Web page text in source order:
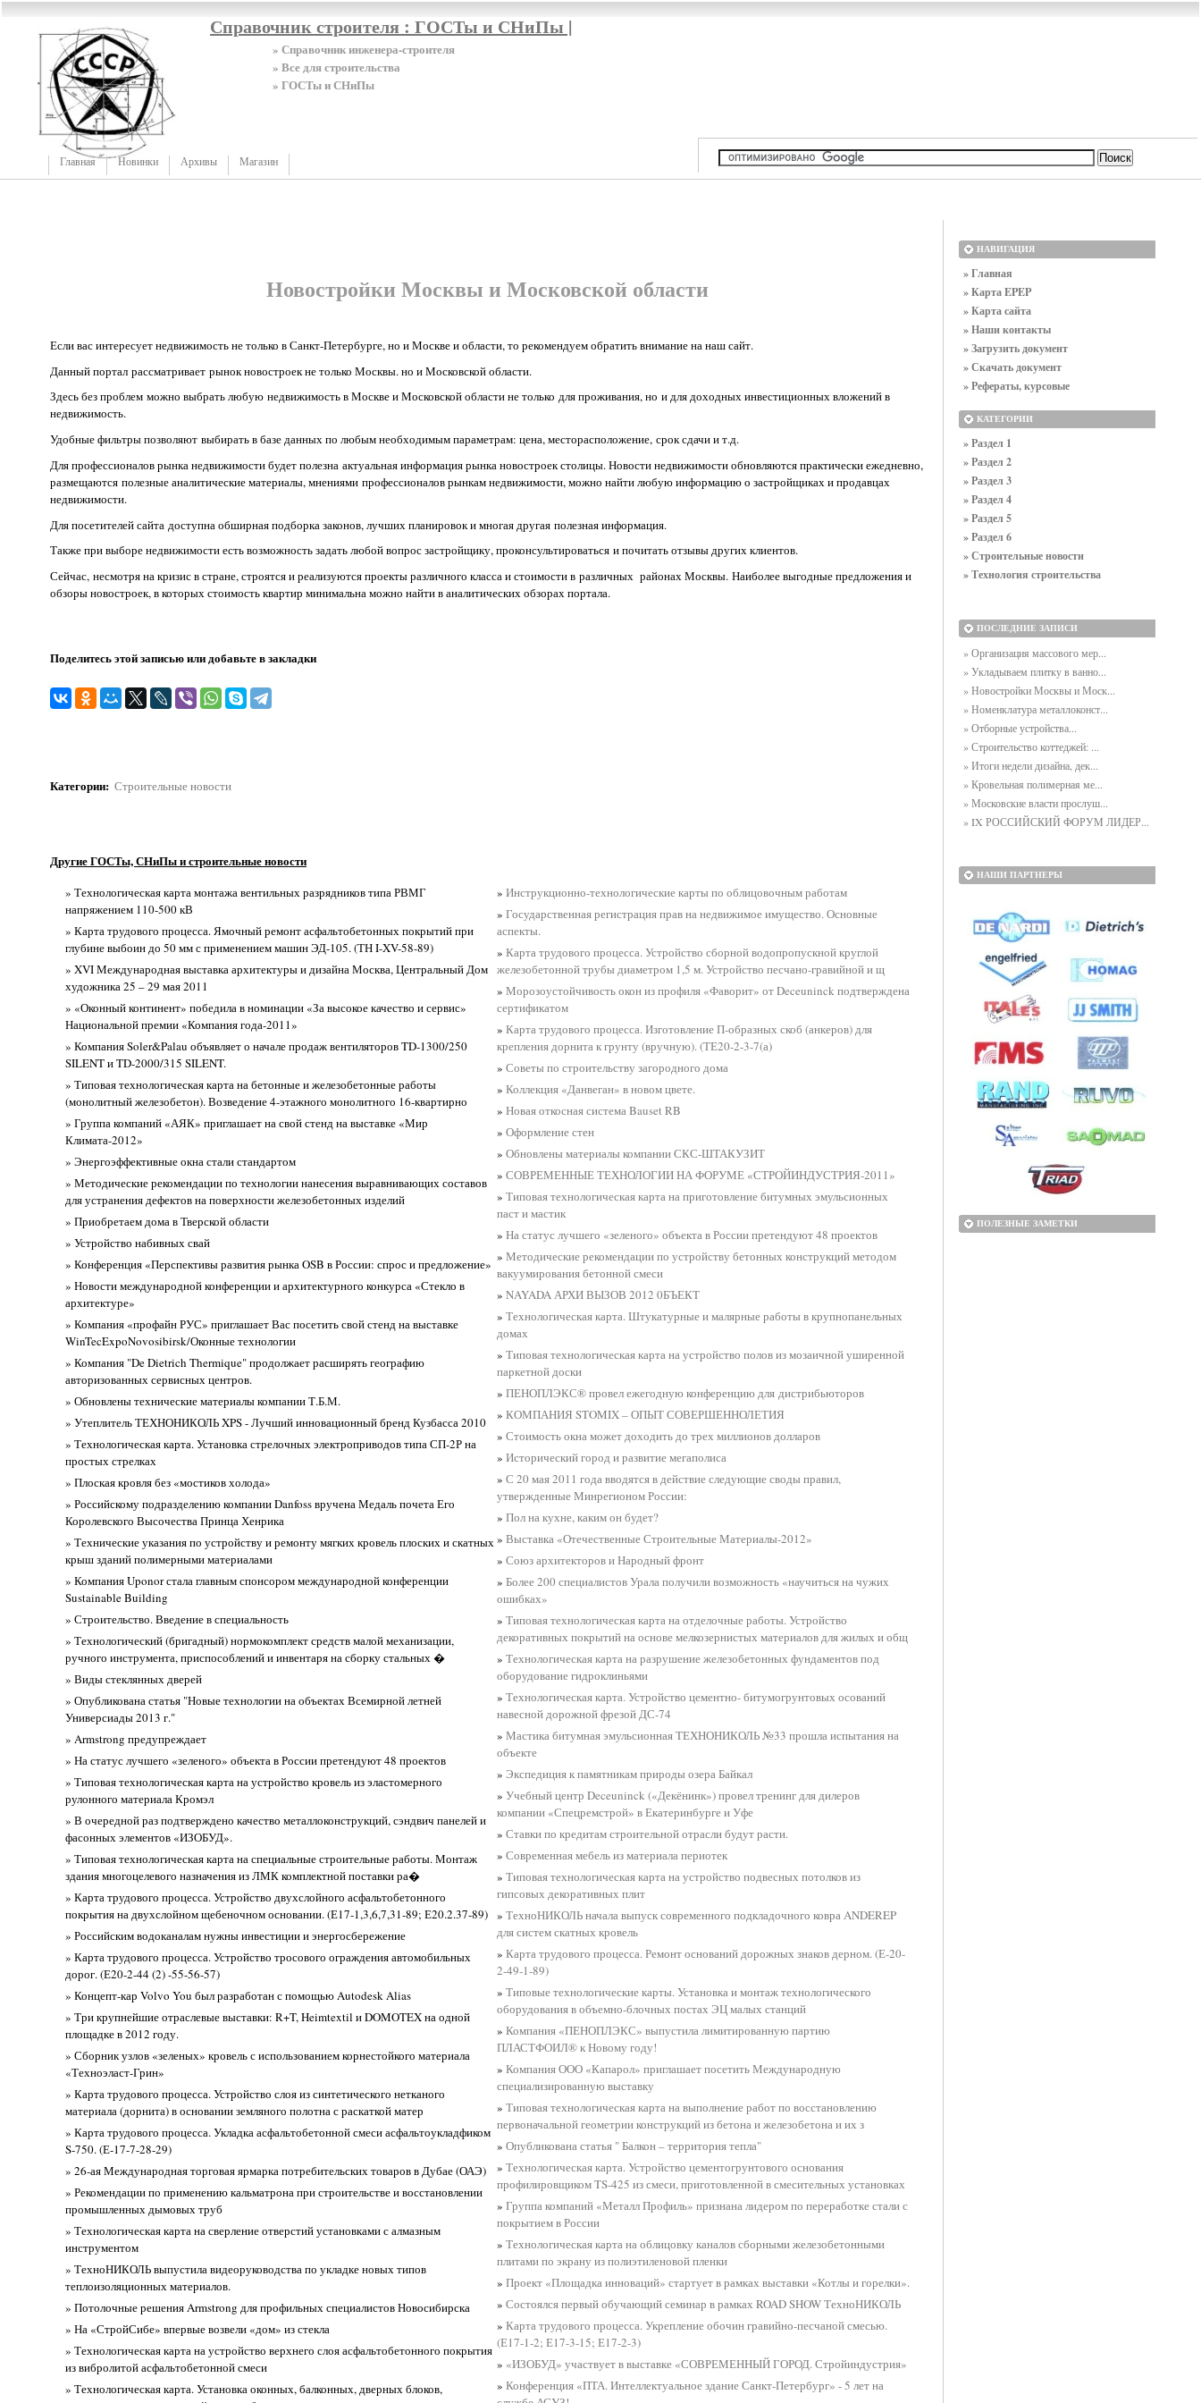
Справочник строителя : ГОСТы и СНиПы |
» Справочник инженера-строителя
» Все для строительства
» ГОСТы и СНиПы
Главная Новинки Архивы Магазин
Новостройки Москвы и Московской области
Если вас интересует недвижимость не только в Санкт-Петербурге, но и Москве и области, то рекомендуем обратить внимание на наш сайт.
Данный портал рассматривает рынок новостроек не только Москвы. но и Московской области.
Здесь без проблем можно выбрать любую недвижимость в Москве и Московской области не только для проживания, но и для доходных инвестиционных вложений в
недвижимость.
Удобные фильтры позволяют выбирать в базе данных по любым необходимым параметрам: цена, месторасположение, срок сдачи и т.д.
Для профессионалов рынка недвижимости будет полезна актуальная информация рынка новостроек столицы. Новости недвижимости обновляются практически ежедневно,
размещаются полезные аналитические материалы, мнениями профессионалов рынкам недвижимости, можно найти любую информацию о застройщиках и продавцах
недвижимости.
Для посетителей сайта доступна обширная подборка законов, лучших планировок и многая другая полезная информация.
Также при выборе недвижимости есть возможность задать любой вопрос застройщику, проконсультироваться и почитать отзывы других клиентов.
Сейчас, несмотря на кризис в стране, строятся и реализуются проекты различного класса и стоимости в различных районах Москвы. Наиболее выгодные предложения и
обзоры новостроек, в которых стоимость квартир минимальна можно найти в аналитических обзорах портала.
Поделитесь этой записью или добавьте в закладки
Категории: Строительные новости
Другие ГОСТы, СНиПы и строительные новости
» Технологическая карта монтажа вентильных разрядников типа РВМГ
напряжением 110-500 кВ
» Карта трудового процесса. Ямочный ремонт асфальтобетонных покрытий при
глубине выбоин до 50 мм с применением машин ЭД-105. (ТН I-XV-58-89)
» XVI Международная выставка архитектуры и дизайна Москва, Центральный Дом
художника 25 – 29 мая 2011
» «Оконный континент» победила в номинации «За высокое качество и сервис»
Национальной премии «Компания года-2011»
» Компания Soler&Palau объявляет о начале продаж вентиляторов TD-1300/250
SILENT и TD-2000/315 SILENT.
» Типовая технологическая карта на бетонные и железобетонные работы
(монолитный железобетон). Возведение 4-этажного монолитного 16-квартирно
» Группа компаний «АЯК» приглашает на свой стенд на выставке «Мир
Климата-2012»
» Энергоэффективные окна стали стандартом
» Методические рекомендации по технологии нанесения выравнивающих составов
для устранения дефектов на поверхности железобетонных изделий
» Приобретаем дома в Тверской области
» Устройство набивных свай
» Конференция «Перспективы развития рынка OSB в России: спрос и предложение»
» Новости международной конференции и архитектурного конкурса «Стекло в
архитектуре»
» Компания «профайн РУС» приглашает Вас посетить свой стенд на выставке
WinTecExpoNovosibirsk/Оконные технологии
» Компания "De Dietrich Thermique" продолжает расширять географию
авторизованных сервисных центров.
» Обновлены технические материалы компании Т.Б.М.
» Утеплитель ТЕХНОНИКОЛЬ XPS - Лучший инновационный бренд Кузбасса 2010
» Технологическая карта. Установка стрелочных электроприводов типа СП-2Р на
простых стрелках
» Плоская кровля без «мостиков холода»
» Российскому подразделению компании Danfoss вручена Медаль почета Его
Королевского Высочества Принца Хенрика
» Технические указания по устройству и ремонту мягких кровель плоских и скатных
крыш зданий полимерными материалами
» Компания Uponor стала главным спонсором международной конференции
Sustainable Building
» Строительство. Введение в специальность
» Технологический (бригадный) нормокомплект средств малой механизации,
ручного инструмента, приспособлений и инвентаря на сборку стальных �
» Виды стеклянных дверей
» Опубликована статья "Новые технологии на объектах Всемирной летней
Универсиады 2013 г."
» Armstrong предупреждает
» На статус лучшего «зеленого» объекта в России претендуют 48 проектов
» Типовая технологическая карта на устройство кровель из эластомерного
рулонного материала Кромэл
» В очередной раз подтверждено качество металлоконструкций, сэндвич панелей и
фасонных элементов «ИЗОБУД».
» Типовая технологическая карта на специальные строительные работы. Монтаж
здания многоцелевого назначения из ЛМК комплектной поставки ра�
» Карта трудового процесса. Устройство двухслойного асфальтобетонного
покрытия на двухслойном щебеночном основании. (Е17-1,3,6,7,31-89; Е20.2.37-89)
» Российским водоканалам нужны инвестиции и энергосбережение
» Карта трудового процесса. Устройство тросового ограждения автомобильных
дорог. (Е20-2-44 (2) -55-56-57)
» Концепт-кар Volvo You был разработан с помощью Autodesk Alias
» Три крупнейшие отраслевые выставки: R+T, Heimtextil и DOMOTEX на одной
площадке в 2012 году.
» Сборник узлов «зеленых» кровель с использованием корнестойкого материала
«Техноэласт-Грин»
» Карта трудового процесса. Устройство слоя из синтетического нетканого
материала (дорнита) в основании земляного полотна с раскаткой матер
» Карта трудового процесса. Укладка асфальтобетонной смеси асфальтоукладфиком
S-750. (Е-17-7-28-29)
» 26-ая Международная торговая ярмарка потребительских товаров в Дубае (ОАЭ)
» Рекомендации по применению кальматрона при строительстве и восстановлении
промышленных дымовых труб
» Технологическая карта на сверление отверстий установками с алмазным
инструментом
» ТехноНИКОЛЬ выпустила видеоруководства по укладке новых типов
теплоизоляционных материалов.
» Потолочные решения Armstrong для профильных специалистов Новосибирска
» На «СтройСибе» впервые возвели «дом» из стекла
» Технологическая карта на устройство верхнего слоя асфальтобетонного покрытия
из вибролитой асфальтобетонной смеси
» Технологическая карта. Установка оконных, балконных, дверных блоков,
» Инструкционно-технологические карты по облицовочным работам
» Государственная регистрация прав на недвижимое имущество. Основные
аспекты.
» Карта трудового процесса. Устройство сборной водопропускной круглой
железобетонной трубы диаметром 1,5 м. Устройство песчано-гравийной и щ
» Морозоустойчивость окон из профиля «Фаворит» от Deceuninck подтверждена
сертификатом
» Карта трудового процесса. Изготовление П-образных скоб (анкеров) для
крепления дорнита к грунту (вручную). (ТЕ20-2-3-7(а)
» Советы по строительству загородного дома
» Коллекция «Данвеган» в новом цвете.
» Новая откосная система Bauset RB
» Оформление стен
» Обновлены материалы компании СКС-ШТАКУЗИТ
» СОВРЕМЕННЫЕ ТЕХНОЛОГИИ НА ФОРУМЕ «СТРОЙИНДУСТРИЯ-2011»
» Типовая технологическая карта на приготовление битумных эмульсионных
паст и мастик
» На статус лучшего «зеленого» объекта в России претендуют 48 проектов
» Методические рекомендации по устройству бетонных конструкций методом
вакуумирования бетонной смеси
» NAYADA АРХИ ВЫЗОВ 2012 0БЪЕКТ
» Технологическая карта. Штукатурные и малярные работы в крупнопанельных
домах
» Типовая технологическая карта на устройство полов из мозаичной уширенной
паркетной доски
» ПЕНОПЛЭКС® провел ежегодную конференцию для дистрибьюторов
» КОМПАНИЯ STOMIX – ОПЫТ СОВЕРШЕННОЛЕТИЯ
» Стоимость окна может доходить до трех миллионов долларов
» Исторический город и развитие мегаполиса
» С 20 мая 2011 года вводятся в действие следующие своды правил,
утвержденные Минрегионом России:
» Пол на кухне, каким он будет?
» Выставка «Отечественные Строительные Материалы-2012»
» Союз архитекторов и Народный фронт
» Более 200 специалистов Урала получили возможность «научиться на чужих
ошибках»
» Типовая технологическая карта на отделочные работы. Устройство
декоративных покрытий на основе мелкозернистых материалов для жилых и общ
» Технологическая карта на разрушение железобетонных фундаментов под
оборудование гидроклиньями
» Технологическая карта. Устройство цементно- битумогрунтовых осований
навесной дорожной фрезой ДС-74
» Мастика битумная эмульсионная ТЕХНОНИКОЛЬ №33 прошла испытания на
объекте
» Экспедиция к памятникам природы озера Байкал
» Учебный центр Deceuninck («Декёнинк») провел тренинг для дилеров
компании «Спецремстрой» в Екатеринбурге и Уфе
» Ставки по кредитам строительной отрасли будут расти.
» Современная мебель из материала периотек
» Типовая технологическая карта на устройство подвесных потолков из
гипсовых декоративных плит
» ТехноНИКОЛЬ начала выпуск современного подкладочного ковра ANDEREP
для систем скатных кровель
» Карта трудового процесса. Ремонт оснований дорожных знаков дерном. (Е-20-
2-49-1-89)
» Типовые технологические карты. Установка и монтаж технологического
оборудования в объемно-блочных постах ЭЦ малых станций
» Компания «ПЕНОПЛЭКС» выпустила лимитированную партию
ПЛАСТФОИЛ® к Новому году!
» Компания ООО «Капарол» приглашает посетить Международную
специализированную выставку
» Типовая технологическая карта на выполнение работ по восстановлению
первоначальной геометрии конструкций из бетона и железобетона и их з
» Опубликована статья " Балкон – территория тепла"
» Технологическая карта. Устройство цементогрунтового основания
профилировщиком TS-425 из смеси, приготовленной в смесительных установках
» Группа компаний «Металл Профиль» признана лидером по переработке стали с
покрытием в России
» Технологическая карта на облицовку каналов сборными железобетонными
плитами по экрану из полиэтиленовой пленки
» Проект «Площадка инноваций» стартует в рамках выставки «Котлы и горелки».
» Состоялся первый обучающий семинар в рамках ROAD SHOW ТехноНИКОЛЬ
» Карта трудового процесса. Укрепление обочин гравийно-песчаной смесью.
(Е17-1-2; Е17-3-15; Е17-2-3)
» «ИЗОБУД» участвует в выставке «СОВРЕМЕННЫЙ ГОРОД. Стройиндустрия»
» Конференция «ПТА. Интеллектуальное здание Санкт-Петербург» - 5 лет на
НАВИГАЦИЯ
» Главная
» Карта EPEP
» Карта сайта
» Наши контакты
» Загрузить документ
» Скачать документ
» Рефераты, курсовые
КАТЕГОРИИ
» Раздел 1
» Раздел 2
» Раздел 3
» Раздел 4
» Раздел 5
» Раздел 6
» Строительные новости
» Технология строительства
ПОСЛЕДНИЕ ЗАПИСИ
» Организация массового мер...
» Укладываем плитку в ванно...
» Новостройки Москвы и Моск...
» Номенклатура металлоконст...
» Отборные устройства...
» Строительство коттеджей: ...
» Итоги недели дизайна, дек...
» Кровельная полимерная ме...
» Московские власти прослуш...
» IX РОССИЙСКИЙ ФОРУМ ЛИДЕР...
НАШИ ПАРТНЕРЫ
ПОЛЕЗНЫЕ ЗАМЕТКИ